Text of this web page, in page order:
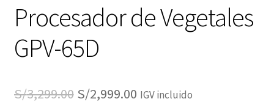
Procesador de Vegetales
GPV-65D
S/3,299.00 El
S/2,999.00ElIGV incluido